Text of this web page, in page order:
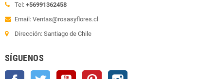
Tel: +56991362458
Email: Ventas@rosasyflores.cl
Dirección: Santiago de Chile
SÍGUENOS
Facebook Twitter YouTube Pinterest